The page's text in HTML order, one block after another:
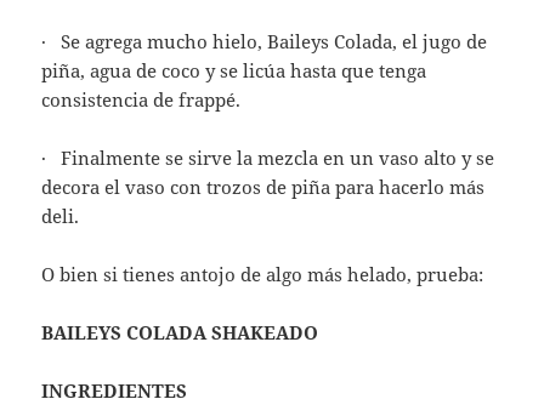
· Se agrega mucho hielo, Baileys Colada, el jugo de
piña, agua de coco y se licúa hasta que tenga
consistencia de frappé.
· Finalmente se sirve la mezcla en un vaso alto y se
decora el vaso con trozos de piña para hacerlo más
deli.
O bien si tienes antojo de algo más helado, prueba:
BAILEYS COLADA SHAKEADO
INGREDIENTES